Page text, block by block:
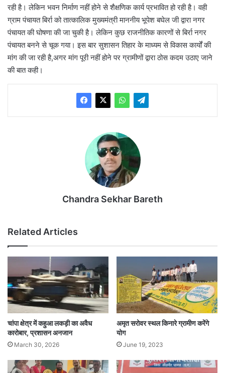
रही है। लेकिन भवन निर्माण नहीं होने से शैक्षणिक कार्य प्रभावित हो रही है। वही
ग्राम पंचायत बिर्रा को तात्कालिक मुख्यमंत्री माननीय भूपेश बघेल जी द्वारा नगर
पंचायत की घोषणा की जा चुकी है। लेकिन कुछ राजनीतिक कारणों से बिर्रा नगर
पंचायत बनने से चूक गया। इस बार सुशासन तिहार के माध्यम से विकास कार्यों की
मांग की जा रही है,अगर मांग पूरी नहीं होने पर ग्रामीणों द्वारा ठोस कदम उठाए जाने
की बात कही।
Chandra Sekhar Bareth
Related Articles
चांपा क्षेत्र में कहुआ लकड़ी का अवैध
कारोबार, प्रशासन अनजान
March 30, 2026
अमृत सरोवर स्थल किनारे ग्रामीण करेंगे
योग
June 19, 2023